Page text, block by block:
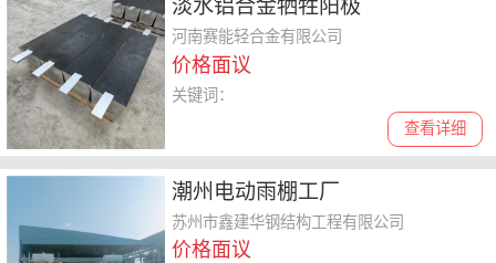
淡水铝合金牺牲阳极
河南赛能轻合金有限公司
价格面议
查看详细
关键词：
潮州电动雨棚工厂
苏州市鑫建华钢结构工程有限公司
价格面议